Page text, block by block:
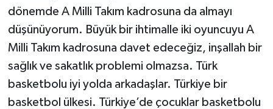
dönemde A Milli Takım kadrosuna da almayı
düşünüyorum. Büyük bir ihtimalle iki oyuncuyu A
Milli Takım kadrosuna davet edeceğiz, inşallah bir
sağlık ve sakatlık problemi olmazsa. Türk
basketbolu iyi yolda arkadaşlar. Türkiye bir
basketbol ülkesi. Türkiye’de çocuklar basketbolu